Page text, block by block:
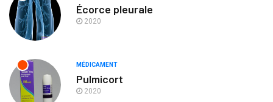
Écorce pleurale
2020
MÉDICAMENT
Pulmicort
2020